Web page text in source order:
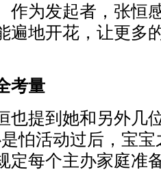
作为发起者，张恒
遍地开花，让更多
考量
提到她和另外几
怕活动过后，宝
定每个主办家庭准